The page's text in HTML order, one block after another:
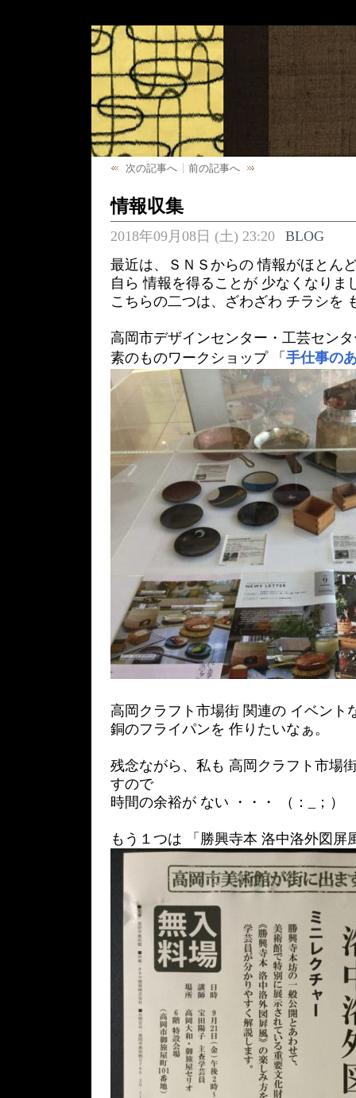
次の記事へ 前の記事へ
情報収集
2018年09月08日 (土) 23:20
BLOG
最近は、ＳＮＳからの 情報がほとん
自ら 情報を得ることが 少なくなりま
こちらの二つは、ざわざわ チラシを
高岡市デザインセンター・工芸セン
素のものワークショップ 「 手仕事の
高岡クラフト市場街 関連の イベント
銅のフライパンを 作りたいなぁ。
残念ながら、私も 高岡クラフト市場
すので
時間の余裕が ない ・・・ （：_；）
もう１つは 「勝興寺本 洛中洛外図屏